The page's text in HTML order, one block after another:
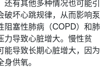
还有其他多种情况也可能引
破坏心跳规律，从而影响泵
阻塞性肺病（COPD）和肺
力导致心脏增大。慢性贫
能导致长期心脏增大，因为
供氧。